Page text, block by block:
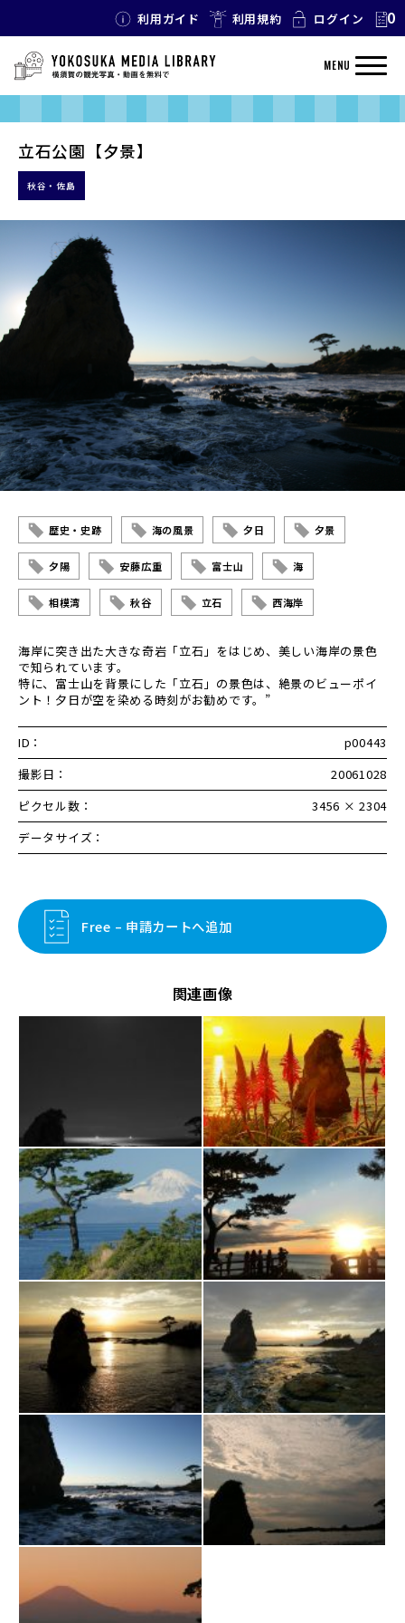
利用ガイド 利用規約 ログイン 0
MENU
立石公園【夕景】
秋谷・佐島
歴史・史跡 海の風景 夕日 夕景
夕陽 安藤広重 富士山 海
相模湾 秋谷 立石 西海岸
海岸に突き出た大きな奇岩「立石」をはじめ、美しい海岸の景色
で知られています。
特に、富士山を背景にした「立石」の景色は、絶景のビューポイ
ント！夕日が空を染める時刻がお勧めです。”
ID：
p00443
撮影日：
20061028
ピクセル数：
3456 × 2304
データサイズ：
Free – 申請カートへ追加
関連画像